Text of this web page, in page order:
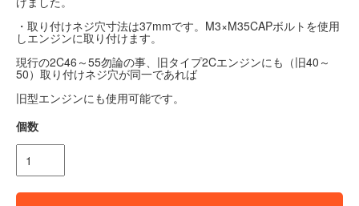
・取り付けネジ穴寸法は37mmです。M3×M35CAPボルトを使用
しエンジンに取り付けます。
現行の2C46～55勿論の事、旧タイプ2Cエンジンにも（旧40～
50）取り付けネジ穴が同一であれば
旧型エンジンにも使用可能です。
個数